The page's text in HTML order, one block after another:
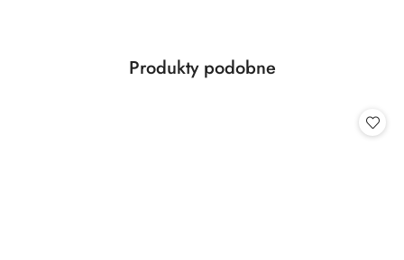
Pomiń karuzelę produktów
Produkty
Produkty podobne